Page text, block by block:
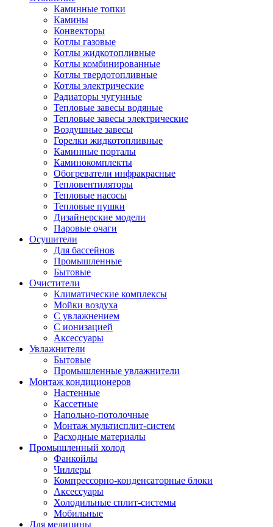
Каминные топки
Камины
Конвекторы
Котлы газовые
Котлы жидкотопливные
Котлы комбинированные
Котлы твердотопливные
Котлы электрические
Радиаторы чугунные
Тепловые завесы водяные
Тепловые завесы электрические
Воздушные завесы
Горелки жидкотопливные
Каминные порталы
Каминокомплекты
Обогреватели инфракрасные
Тепловентиляторы
Тепловые насосы
Тепловые пушки
Дизайнерские модели
Паровые очаги
Осушители
Для бассейнов
Промышленные
Бытовые
Очистители
Климатические комплексы
Мойки воздуха
С увлажнением
С ионизацией
Аксеcсуары
Увлажнители
Бытовые
Промышленные увлажнители
Монтаж кондиционеров
Настенные
Кассетные
Напольно-потолочные
Монтаж мультисплит-систем
Расходные материалы
Промышленный холод
Фанкойлы
Чиллеры
Компрессорно-конденсаторные блоки
Аксессуары
Холодильные сплит-системы
Мобильные
Для медицины